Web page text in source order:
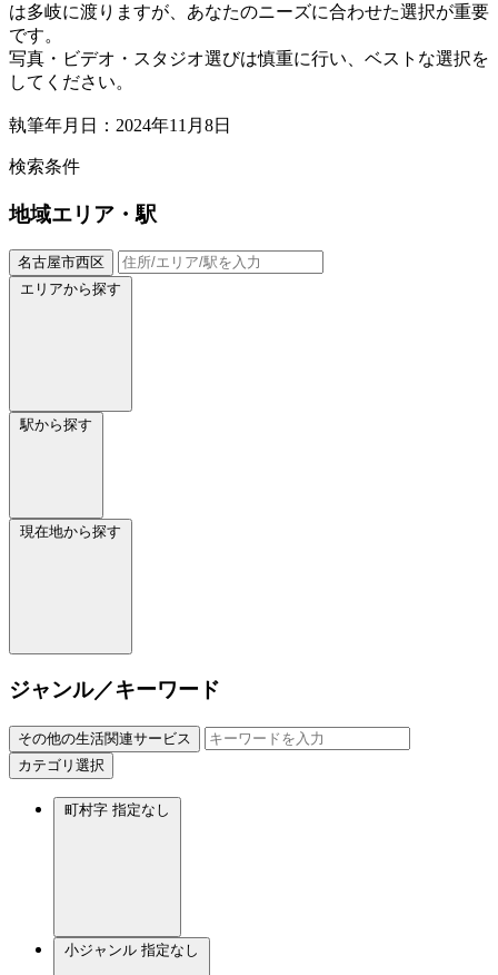
は多岐に渡りますが、あなたのニーズに合わせた選択が重要
です。
写真・ビデオ・スタジオ選びは慎重に行い、ベストな選択を
してください。
執筆年月日：2024年11月8日
検索条件
地域エリア・駅
名古屋市西区
エリアから探す
駅から探す
現在地から探す
ジャンル／キーワード
その他の生活関連サービス
カテゴリ選択
町村字 指定なし
小ジャンル 指定なし